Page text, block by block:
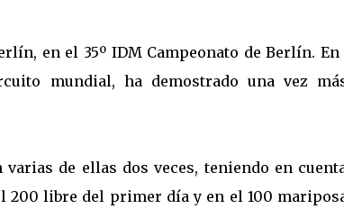
en el 35º IDM Campeonato de Berlín. En
mundial, ha demostrado una vez
de ellas dos veces, teniendo en
200 libre del primer día y en el 100